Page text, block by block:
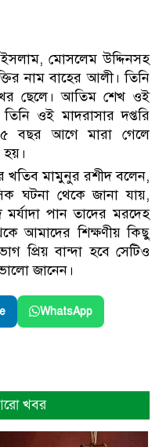
মোস‌লেম উদ্দিনসহ
নাম বাহের আলী। তি‌নি
ছেলে। আতিম শেখ ওই
ওই মাদরাসার দপ্তরি
বছর আগে মারা গে‌লে
হয়।
খতিব মামুনুর রশীদ বলেন,
ঘটনা থেকে জানা যায়,
মর্যাদা পান তাদের মরদেহ
আমাদের শিক্ষণীয় কিছু
প্রিয় বান্দা হবে সেটিও
জানেন।
WhatsApp
খবর